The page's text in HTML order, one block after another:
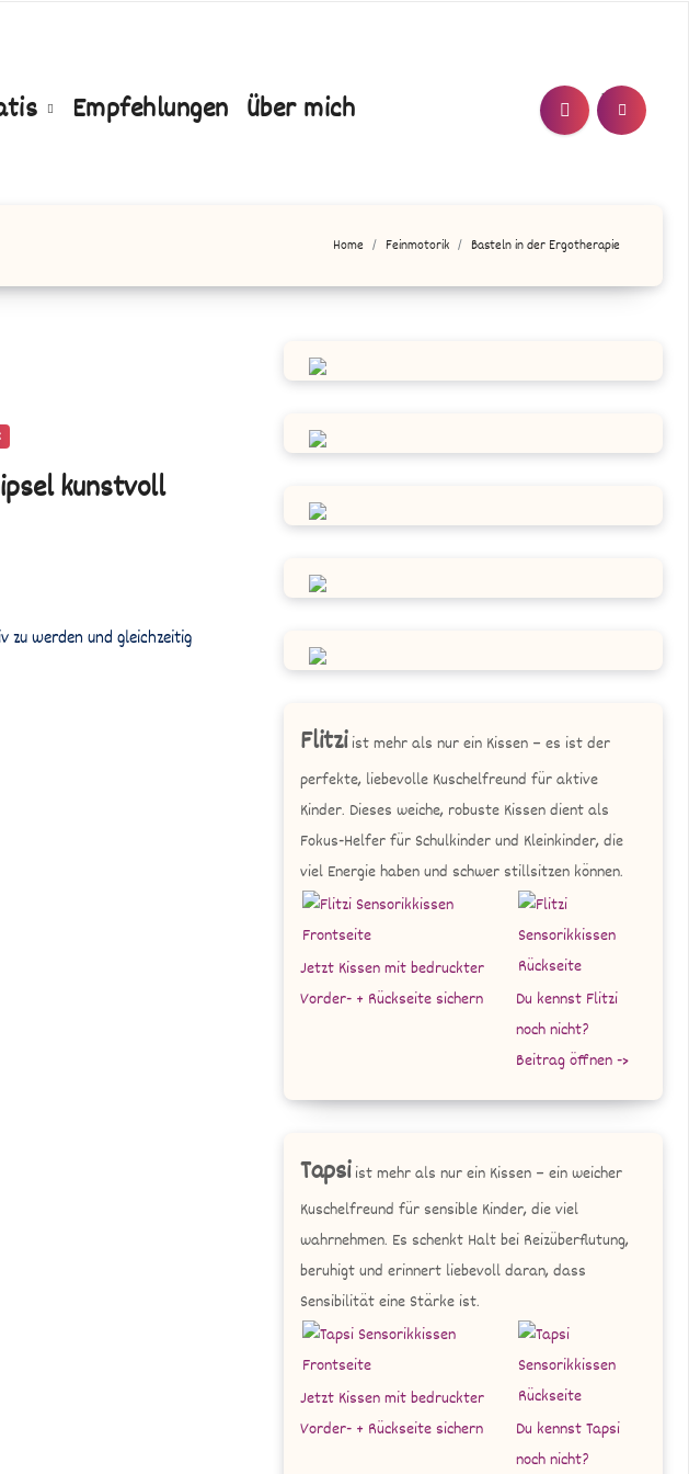
Empfehlungen Über mich T/N
Home Feinmotorik Basteln in der Ergotherapie
kunstvoll
Flitziist mehr als nur ein Kissen – es ist der
perfekte, liebevolle Kuschelfreund für aktive
Kinder. Dieses weiche, robuste Kissen dient als
Fokus-Helfer für Schulkinder und Kleinkinder, die
viel Energie haben und schwer stillsitzen können.
Jetzt Kissen mit bedruckter
Vorder- + Rückseite sichern
Du kennst Flitzi
noch nicht?
Beitrag öffnen ->
Tapsiist mehr als nur ein Kissen – ein weicher
Kuschelfreund für sensible Kinder, die viel
wahrnehmen. Es schenkt Halt bei Reizüberflutung,
beruhigt und erinnert liebevoll daran, dass
Sensibilität eine Stärke ist.
Jetzt Kissen mit bedruckter
Vorder- + Rückseite sichern
Du kennst Tapsi
noch nicht?